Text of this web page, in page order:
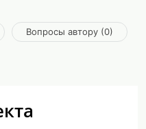
Вопросы автору (0)